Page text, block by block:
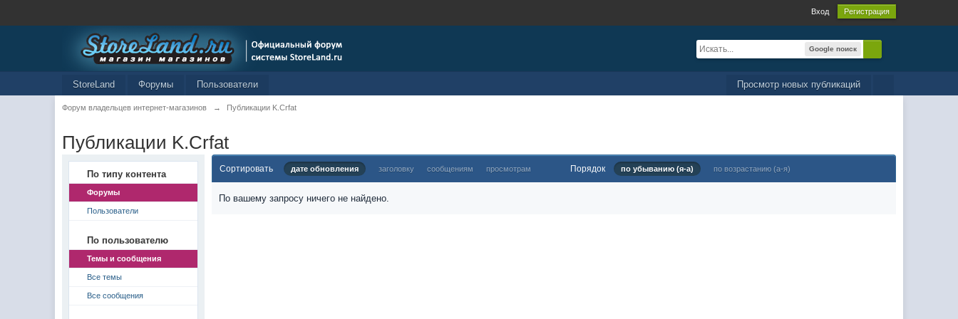
Вход Регистрация
Google поиск
Просмотр новых публикаций
StoreLand Форумы Пользователи
Форум владельцев интернет-магазинов → Публикации K.Crfat
Публикации K.Crfat
По типу контента
Форумы
Пользователи
По пользователю
Темы и сообщения
Все темы
Все сообщения
Сортировать дате обновления заголовку сообщениям просмотрам Порядок по убыванию (я-а) по возрастанию (а-я)
По вашему запросу ничего не найдено.